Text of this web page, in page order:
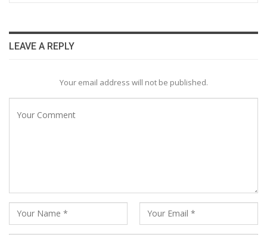
LEAVE A REPLY
Your email address will not be published.